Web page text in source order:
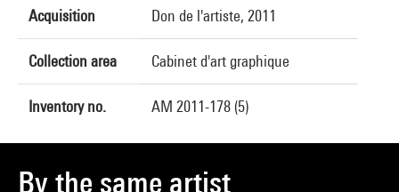
Acquisition Don de l'artiste, 2011
Collection area Cabinet d'art graphique
Inventory no. AM 2011-178 (5)
By the same artist